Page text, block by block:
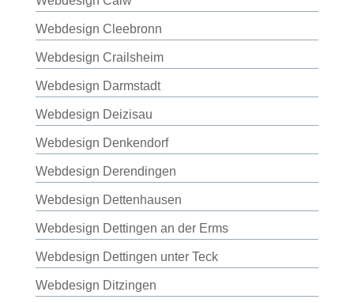
Webdesign Cleebronn
Webdesign Crailsheim
Webdesign Darmstadt
Webdesign Deizisau
Webdesign Denkendorf
Webdesign Derendingen
Webdesign Dettenhausen
Webdesign Dettingen an der Erms
Webdesign Dettingen unter Teck
Webdesign Ditzingen